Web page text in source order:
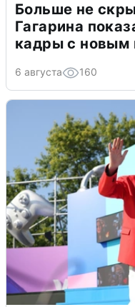
Больше не
Гагарина
кадры с новым
6 августа 160